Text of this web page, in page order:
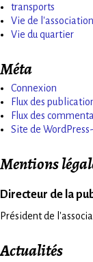
transports
Vie de l'association
Vie du quartier
Méta
Connexion
Flux des
Flux des
Site de
Mentions
Directeur de la
Président de
Actualités